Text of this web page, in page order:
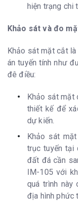
hiện trạng chi
Khảo sát và đo
Khảo sát mặt cắt
án tuyến tính như
đê điều:
Khảo sát mặt
thiết kế để
dự kiến.
Khảo sát
trục tuyến tại
đất đá cần
IM-105 với
quá trình này
địa hình phức